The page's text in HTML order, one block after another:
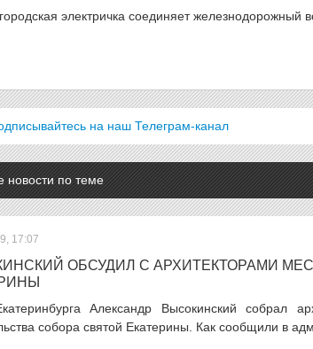
электричка соединяет железнодорожный
на наш Телеграм-канал
новости по теме
17:07
ОБСУДИЛ С АРХИТЕКТОРАМИ
Александр Высокинский собрал
собора святой Екатерины. Как сообщили в